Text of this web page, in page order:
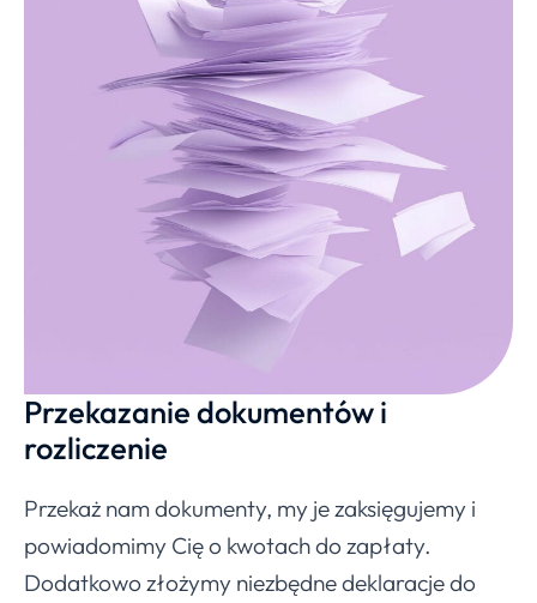
Przekazanie dokumentów i
rozliczenie
Przekaż nam dokumenty, my je zaksięgujemy i
powiadomimy Cię o kwotach do zapłaty.
Dodatkowo złożymy niezbędne deklaracje do